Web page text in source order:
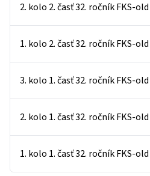
2. kolo 2. časť 32. ročník FKS-old
1. kolo 2. časť 32. ročník FKS-old
3. kolo 1. časť 32. ročník FKS-old
2. kolo 1. časť 32. ročník FKS-old
1. kolo 1. časť 32. ročník FKS-old